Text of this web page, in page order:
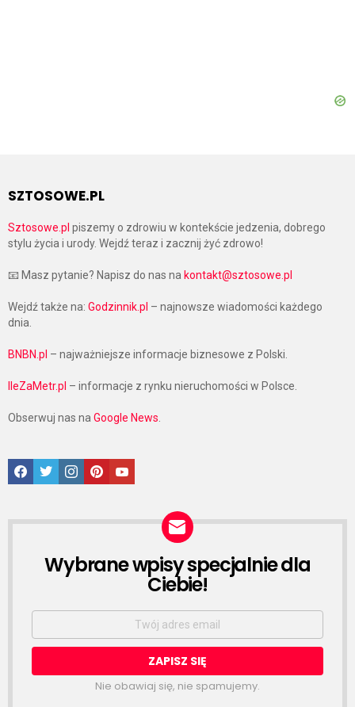
SZTOSOWE.PL
Sztosowe.pl piszemy o zdrowiu w kontekście jedzenia, dobrego
stylu życia i urody. Wejdź teraz i zacznij żyć zdrowo!
📧 Masz pytanie? Napisz do nas na kontakt@sztosowe.pl
Wejdź także na: Godzinnik.pl – najnowsze wiadomości każdego
dnia.
BNBN.pl – najważniejsze informacje biznesowe z Polski.
IleZaMetr.pl – informacje z rynku nieruchomości w Polsce.
Obserwuj nas na Google News
Facebook
TwitterInstagramPinterestGoogle News
NEWSLETTER
Wybrane wpisy specjalnie dla
Ciebie!
Email
Nie obawiaj się, nie spamujemy.